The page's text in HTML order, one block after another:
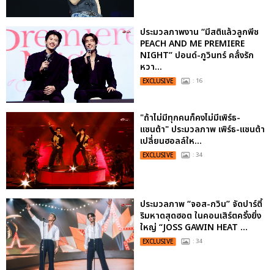
ประมวลภาพงาน “มีสติแล้วลูกพีช
PEACH AND ME PREMIERE
NIGHT” ปอนด์-ภูวินทร์ คลั่งรัก
หวา...
EXCLUSIVE : 16
"ถ้าไม่มีทุกคนก็คงไม่มีเพิร์ธ-
แซนต้า" ประมวลภาพ เพิร์ธ-แซนต้า
เปลี่ยนฮอลล์ให...
EXCLUSIVE : 34
ประมวลภาพ “จอส-กวิน” จัดปาร์ตี้
ริมหาดสุดฮอต ในคอนเสิร์ตครั้งยิ่ง
ใหญ่ “JOSS GAWIN HEAT ...
EXCLUSIVE : 34